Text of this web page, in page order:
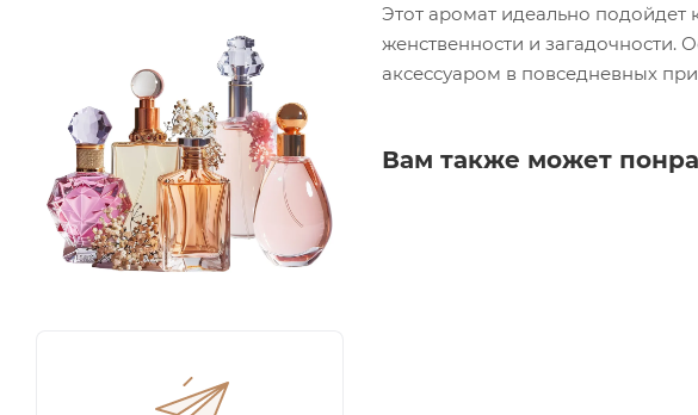
Этот аромат идеально подойдет
женственности и
аксессуаром в повседневных
Вам также может